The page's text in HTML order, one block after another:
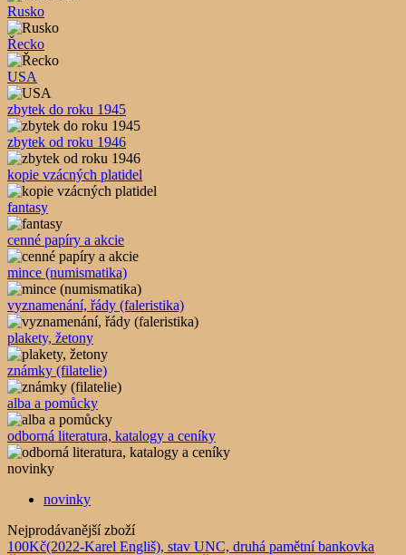
Rusko
Řecko
USA
zbytek do roku 1945
zbytek od roku 1946
kopie vzácných platidel
fantasy
cenné papíry a akcie
mince (numismatika)
vyznamenání, řády (faleristika)
plakety, žetony
známky (filatelie)
alba a pomůcky
odborná literatura, katalogy a ceníky
novinky
novinky
Nejprodávanější zboží
100Kč(2022-Karel Engliš), stav UNC, druhá pamětní bankovka